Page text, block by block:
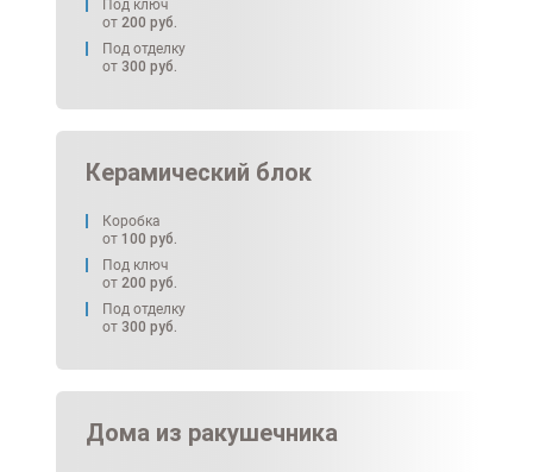
Под ключ
от 200 руб.
Под отделку
от 300 руб.
Керамический блок
Коробка
от 100 руб.
Под ключ
от 200 руб.
Под отделку
от 300 руб.
Дома из ракушечника